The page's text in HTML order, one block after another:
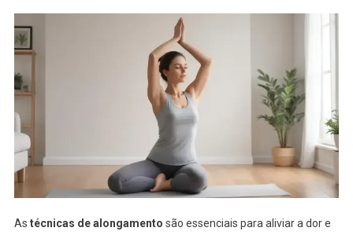
As técnicas de alongamento são essenciais para aliviar a dor e